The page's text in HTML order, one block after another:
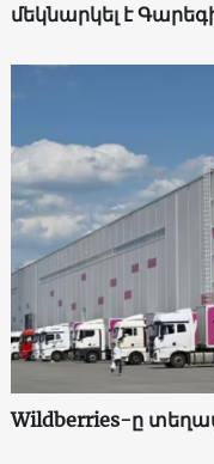
մեկնարկել է
Wildberries-ը